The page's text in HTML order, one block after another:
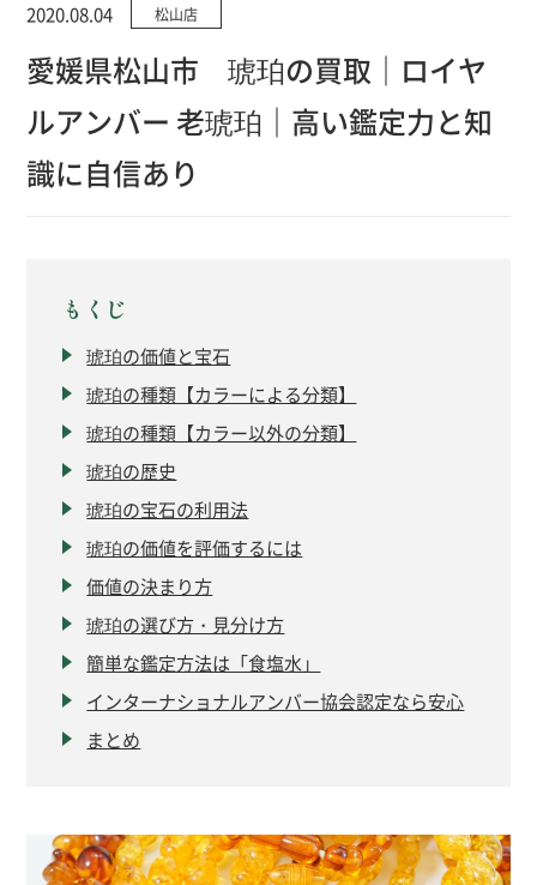
2020.08.04 松山店
愛媛県松山市 琥珀の買取｜ロイヤ
ルアンバー 老琥珀｜高い鑑定力と知
識に自信あり
もくじ
琥珀の価値と宝石
琥珀の種類【カラーによる分類】
琥珀の種類【カラー以外の分類】
琥珀の歴史
琥珀の宝石の利用法
琥珀の価値を評価するには
価値の決まり方
琥珀の選び方・見分け方
簡単な鑑定方法は「食塩水」
インターナショナルアンバー協会認定なら安心
まとめ